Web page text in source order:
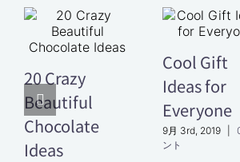
20 Crazy
Beautiful
Chocolate
Ideas
Cool Gift
Ideas for
Everyone
9月 3rd, 2019
ント